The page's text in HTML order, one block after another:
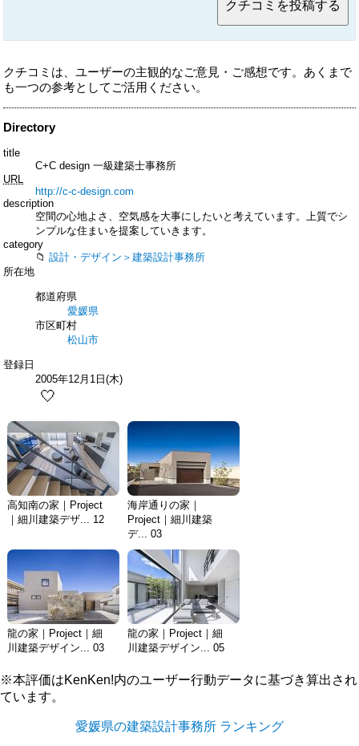
クチコミは、ユーザーの主観的なご意見・ご感想です。あくまで
も一つの参考としてご活用ください。
Directory
title
C+C design 一級建築士事務所
URL
http://c-c-design.com
description
空間の心地よさ、空気感を大事にしたいと考えています。上質でシ
ンプルな住まいを提案していきます。
category
設計・デザイン＞建築設計事務所
所在地
都道府県
愛媛県
市区町村
松山市
登録日
2005年12月1日(木)
🤍
高知南の家｜Project
｜細川建築デザ... 12
海岸通りの家｜
Project｜細川建築
デ... 03
龍の家｜Project｜細
川建築デザイン... 03
龍の家｜Project｜細
川建築デザイン... 05
※本評価はKenKen!内のユーザー行動データに基づき算出され
ています。
愛媛県の建築設計事務所 ランキング